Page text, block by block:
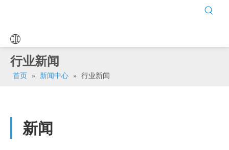
行业新闻
首页 » 新闻中心 » 行业新闻
新闻